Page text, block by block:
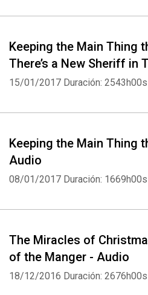
Keeping the Main Thing
There’s a New Sheriff in
15/01/2017 Duración: 2543h00s
Keeping the Main Thing
Audio
08/01/2017 Duración: 1669h00s
The Miracles of
of the Manger - Audio
18/12/2016 Duración: 2676h00s